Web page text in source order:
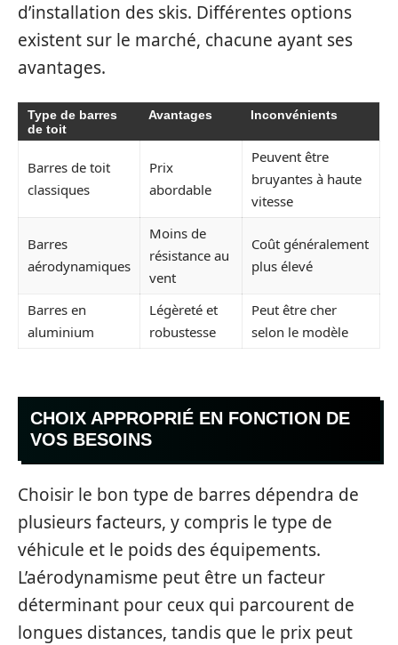
d’installation des skis. Différentes options
existent sur le marché, chacune ayant ses
avantages.
Type de barres
de toit
Avantages Inconvénients
Barres de toit
classiques
Prix
abordable
Peuvent être
bruyantes à haute
vitesse
Barres
aérodynamiques
Moins de
résistance au
vent
Coût généralement
plus élevé
Barres en
aluminium
Légèreté et
robustesse
Peut être cher
selon le modèle
CHOIX APPROPRIÉ EN FONCTION DE
VOS BESOINS
Choisir le bon type de barres dépendra de
plusieurs facteurs, y compris le type de
véhicule et le poids des équipements.
L’aérodynamisme peut être un facteur
déterminant pour ceux qui parcourent de
longues distances, tandis que le prix peut